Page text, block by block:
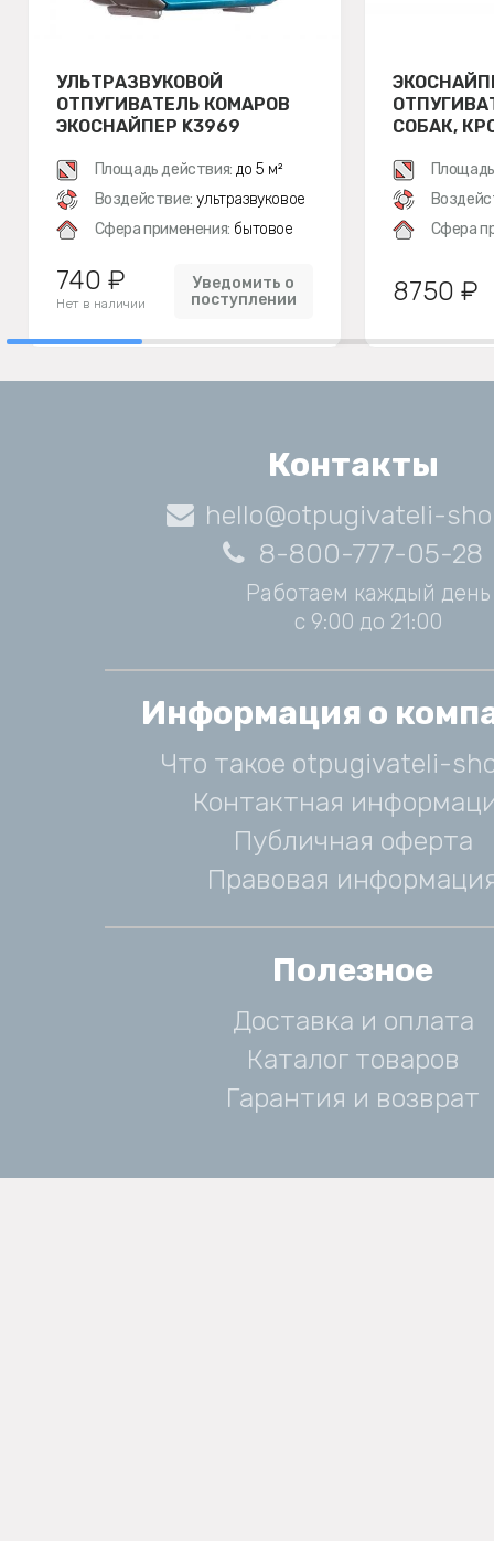
УЛЬТРАЗВУКОВОЙ
ОТПУГИВАТЕЛЬ КОМАРОВ
ЭКОСНАЙПЕР K3969
Площадь действия: до 5 м²
Воздействие: ультразвуковое
Сфера применения: бытовое
740 ₽
Нет в наличии
Уведомить о
поступлении
СОБАК,
Сфера
8750 ₽
Контакты
hello@otpugivateli-
8-800-777-05-28
Работаем каждый день
с 9:00 до 21:00
Информация о
Что такое otpugivateli-
Контактная
Публичная оферта
Правовая
Полезное
Доставка и оплата
Каталог товаров
Гарантия и возврат